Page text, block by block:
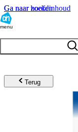
Ga naar hoofdinhoud
Ga naar zoeken
menu
Terug